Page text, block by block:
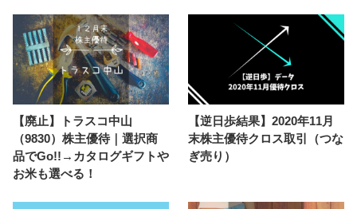
【廃止】トラスコ中山
（9830）株主優待｜選択商
品でGo!!→カタログギフトや
お米も選べる！
【逆日歩結果】2020年11月
末株主優待クロス取引（つな
ぎ売り）